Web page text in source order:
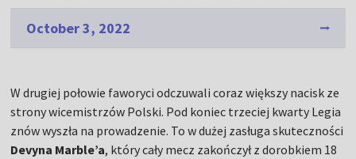
October 3, 2022
W drugiej połowie faworyci odczuwali coraz większy nacisk ze
strony wicemistrzów Polski. Pod koniec trzeciej kwarty Legia
znów wyszła na prowadzenie. To w dużej zasługa skuteczności
Devyna Marble’a, który cały mecz zakończył z dorobkiem 18